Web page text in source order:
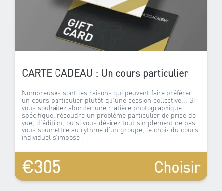
CARTE CADEAU : Un cours particulier
Nombreuses sont les raisons qui peuvent faire préférer
un cours particulier plutôt qu’une session collective... Si
vous souhaitez aborder une matière photographique
spécifique, résoudre un problème particulier de prise de
vue, d’édition, ou si vous désirez tout simplement ne pas
vous soumettre au rythme d’un groupe, le choix du cours
individuel s’impose !
€305 Choisir